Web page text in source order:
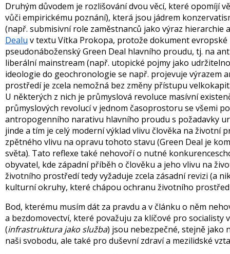
Druhým důvodem je rozlišování dvou věcí, které opomíjí
vůči empirickému poznání), která jsou jádrem
(např. submisivní role zaměstnanců jako výraz hierarchie
Dealu v textu Vítka Prokopa, protože dokument evropské
pseudonáboženský Green Deal hlavního proudu, tj. na
liberální mainstream (např. utopické pojmy jako
ideologie do geochronologie se např. projevuje výrazem
prostředí je zcela nemožná bez změny přístupu
U některých z nich je průmyslová revoluce masívní
průmyslových revolucí v jednom časoprostoru se všemi
antropogenního narativu hlavního proudu s požadavky
jinde a tím je celý moderní výklad vlivu člověka na
zpětného vlivu na opravu tohoto stavu (Green Deal je
světa). Tato reflexe také nehovoří o nutné
obyvatel, kde západní příběh o člověku a jeho vlivu na
životního prostředí tedy vyžaduje zcela zásadní revizi (a
kulturní okruhy, které chápou ochranu životního
Bod, kterému musím dát za pravdu a v článku o něm
a bezdomovectví, které považuju za klíčové pro socialisty
(infrastruktura jako služba) jsou nebezpečné, stejně jako
naši svobodu, ale také pro duševní zdraví a mezilidské